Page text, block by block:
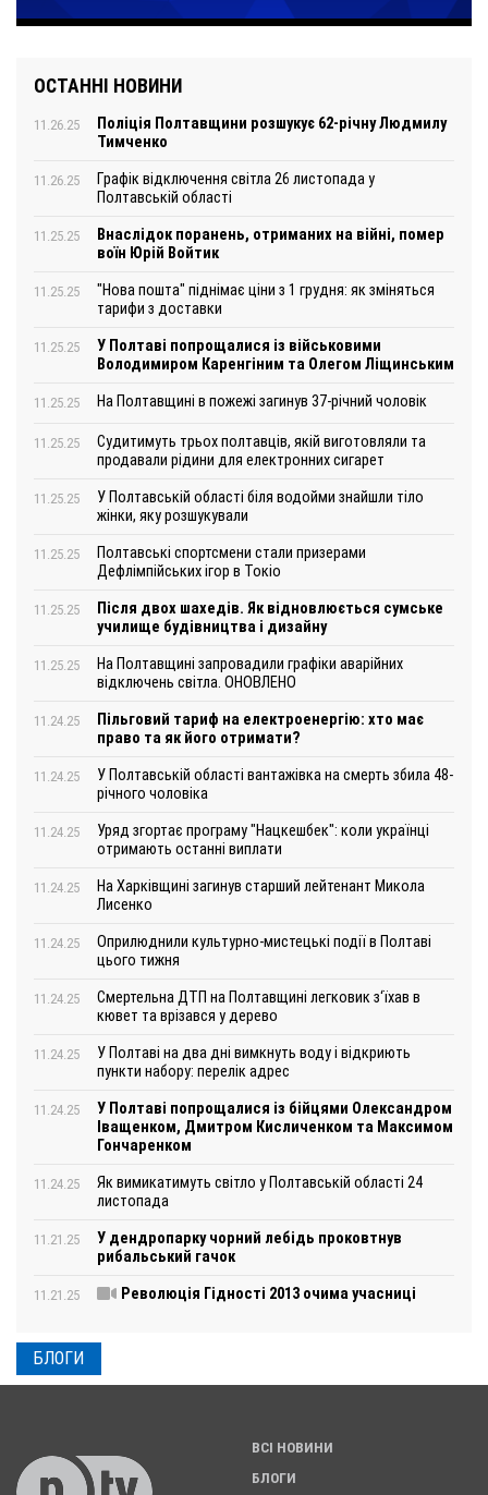
ОСТАННІ НОВИНИ
11.26.25
Поліція Полтавщини розшукує 62-річну Людмилу
Тимченко
11.26.25
Графік відключення світла 26 листопада у
Полтавській області
11.25.25
Внаслідок поранень, отриманих на війні, помер
воїн Юрій Войтик
11.25.25
"Нова пошта" піднімає ціни з 1 грудня: як зміняться
тарифи з доставки
11.25.25
У Полтаві попрощалися із військовими
Володимиром Каренгіним та Олегом Ліщинським
11.25.25 На Полтавщині в пожежі загинув 37-річний чоловік
11.25.25
Судитимуть трьох полтавців, якій виготовляли та
продавали рідини для електронних сигарет
11.25.25
У Полтавській області біля водойми знайшли тіло
жінки, яку розшукували
11.25.25
Полтавські спортсмени стали призерами
Дефлімпійських ігор в Токіо
11.25.25
Після двох шахедів. Як відновлюється сумське
училище будівництва і дизайну
11.25.25
На Полтавщині запровадили графіки аварійних
відключень світла. ОНОВЛЕНО
11.24.25
Пільговий тариф на електроенергію: хто має
право та як його отримати?
11.24.25
У Полтавській області вантажівка на смерть збила 48-
річного чоловіка
11.24.25
Уряд згортає програму "Нацкешбек": коли українці
отримають останні виплати
11.24.25
На Харківщині загинув старший лейтенант Микола
Лисенко
11.24.25
Оприлюднили культурно-мистецькі події в Полтаві
цього тижня
11.24.25
Смертельна ДТП на Полтавщині легковик з‘їхав в
кювет та врізався у дерево
11.24.25
У Полтаві на два дні вимкнуть воду і відкриють
пункти набору: перелік адрес
11.24.25
У Полтаві попрощалися із бійцями Олександром
Іващенком, Дмитром Кисличенком та Максимом
Гончаренком
11.24.25
Як вимикатимуть світло у Полтавській області 24
листопада
11.21.25
У дендропарку чорний лебідь проковтнув
рибальський гачок
11.21.25 Революція Гідності 2013 очима учасниці
БЛОГИ
ВСІ НОВИНИ
БЛОГИ